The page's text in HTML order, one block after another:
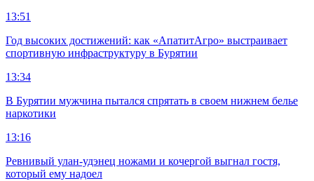
13:51
Год высоких достижений: как «АпатитАгро» выстраивает
спортивную инфраструктуру в Бурятии
13:34
В Бурятии мужчина пытался спрятать в своем нижнем белье
наркотики
13:16
Ревнивый улан-удэнец ножами и кочергой выгнал гостя,
который ему надоел